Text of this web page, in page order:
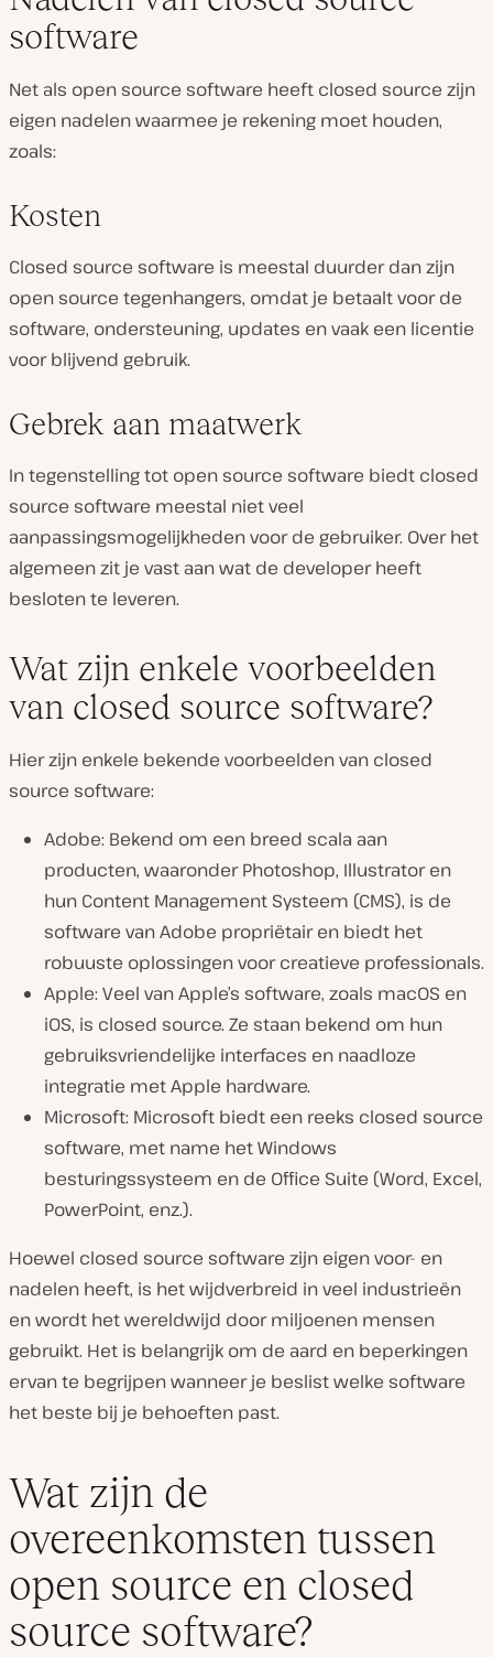
software
Net als open source software heeft closed source zijn
eigen nadelen waarmee je rekening moet houden,
zoals:
Kosten
Closed source software is meestal duurder dan zijn
open source tegenhangers, omdat je betaalt voor de
software, ondersteuning, updates en vaak een licentie
voor blijvend gebruik.
Gebrek aan maatwerk
In tegenstelling tot open source software biedt closed
source software meestal niet veel
aanpassingsmogelijkheden voor de gebruiker. Over het
algemeen zit je vast aan wat de developer heeft
besloten te leveren.
Wat zijn enkele voorbeelden
van closed source software?
Hier zijn enkele bekende voorbeelden van closed
source software:
Adobe: Bekend om een breed scala aan
producten, waaronder Photoshop, Illustrator en
hun Content Management Systeem (CMS), is de
software van Adobe propriëtair en biedt het
robuuste oplossingen voor creatieve professionals.
Apple: Veel van Apple’s software, zoals macOS en
iOS, is closed source. Ze staan bekend om hun
gebruiksvriendelijke interfaces en naadloze
integratie met Apple hardware.
Microsoft: Microsoft biedt een reeks closed source
software, met name het Windows
besturingssysteem en de Office Suite (Word, Excel,
PowerPoint, enz.).
Hoewel closed source software zijn eigen voor- en
nadelen heeft, is het wijdverbreid in veel industrieën
en wordt het wereldwijd door miljoenen mensen
gebruikt. Het is belangrijk om de aard en beperkingen
ervan te begrijpen wanneer je beslist welke software
het beste bij je behoeften past.
Wat zijn de
overeenkomsten tussen
open source en closed
source software?